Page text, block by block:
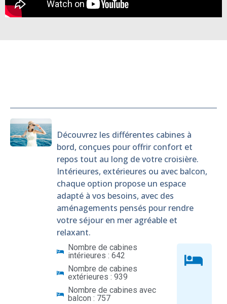
Découvrez les différentes cabines à
bord, conçues pour offrir confort et
repos tout au long de votre croisière.
Intérieures, extérieures ou avec balcon,
chaque option propose un espace
adapté à vos besoins, avec des
aménagements pensés pour rendre
votre séjour en mer agréable et
relaxant.
Nombre de cabines
intérieures : 642
Nombre de cabines
extérieures : 939
Nombre de cabines avec
balcon : 757